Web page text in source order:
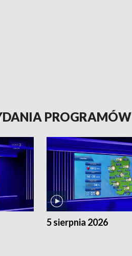
PROGRAMÓW
5 sierpnia 2026